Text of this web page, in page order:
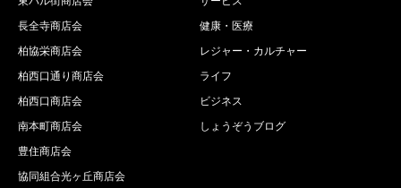
長全寺商店会
柏協栄商店会
柏西口通り商店会
柏西口商店会
南本町商店会
豊住商店会
協同組合光ヶ丘商店会
健康・医療
レジャー・カルチャー
ライフ
ビジネス
しょうぞうブログ